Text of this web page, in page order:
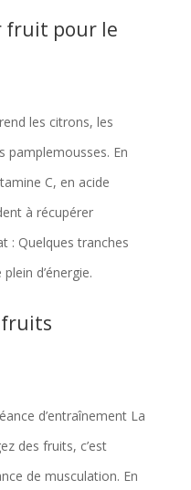
fruit pour le
les citrons, les
pamplemousses. En
C, en acide
à récupérer
: Quelques tranches
d’énergie.
fruits
d’entraînement La
des fruits, c’est
de musculation. En